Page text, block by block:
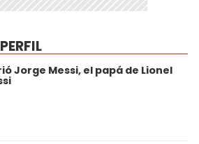
Jorge Messi, el papá de Lionel